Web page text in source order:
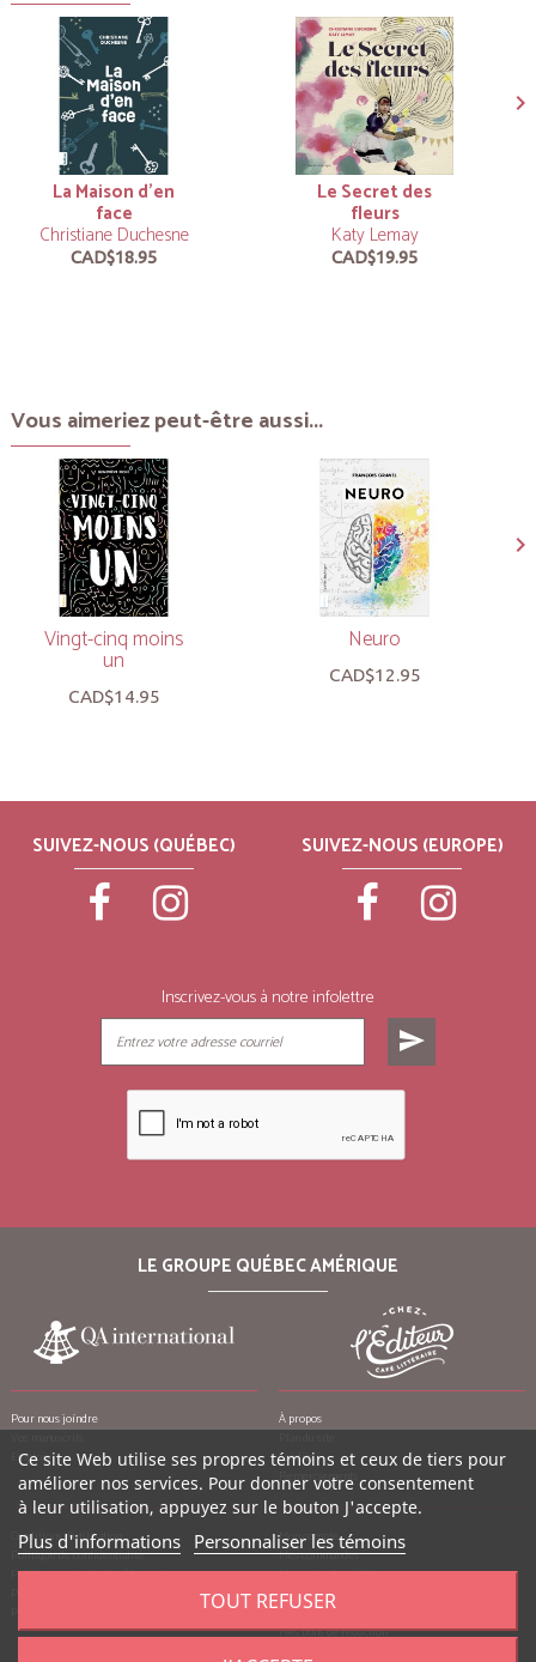
La Maison d’en
face
Christiane Duchesne
CAD$18.95
Le Secret des
fleurs
Katy Lemay
CAD$19.95
Vous aimeriez peut-être aussi...
Vingt-cinq moins
un
CAD$14.95
Neuro
CAD$12.95
SUIVEZ-NOUS (QUÉBEC) SUIVEZ-NOUS (EUROPE)
Inscrivez-vous à notre infolettre
send
LE GROUPE QUÉBEC AMÉRIQUE
Pour nous joindre
Emplois
À propos
Crédits
Remerciements
Conditions d’utilisation
Politique de confidentialité
Politique contre le harcèlement
Mon compte
Mes commandes
Mes notes de crédit
Mes adresses
Mes informations personnelles
Mes bons de réduction
Ce site Web utilise ses propres témoins et ceux de tiers pour
améliorer nos services. Pour donner votre consentement
à leur utilisation, appuyez sur le bouton J'accepte.
Plus d'informations Personnaliser les témoins
TOUT REFUSER